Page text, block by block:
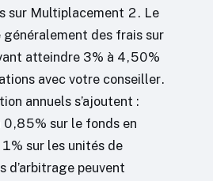
sur Multiplacement 2. Le
des frais sur
atteindre 3% à 4,50%
avec votre conseiller.
annuels s’ajoutent :
0,85% sur le fonds en
1% sur les unités de
d’arbitrage peuvent